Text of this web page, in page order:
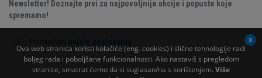
Newsletter! Doznajte prvi za najpovoljnije akcije i popuste koje
spremamo!
Ova web stranica koristi kolačiće (eng. cookies) i slične tehnologije radi
boljeg rada i poboljšane funkcionalnosti. Ako nastaviš s pregledom
stranice, smatrat ćemo da si suglasan/na s korištenjem. Više